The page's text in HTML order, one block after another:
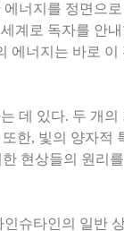
너지를 정면으
계로 독자를 안
에너지는 바로
데 있다. 두 개의
한, 빛의 양자적
현상들의 원리
슈타인의 일반